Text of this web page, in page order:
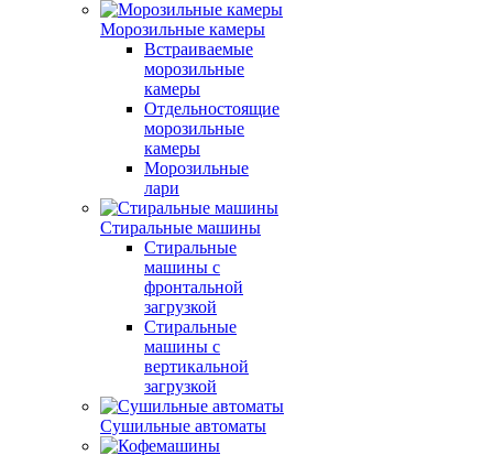
Морозильные камеры
Встраиваемые
морозильные
камеры
Отдельностоящие
морозильные
камеры
Морозильные
лари
Стиральные машины
Стиральные
машины с
фронтальной
загрузкой
Стиральные
машины с
вертикальной
загрузкой
Сушильные автоматы